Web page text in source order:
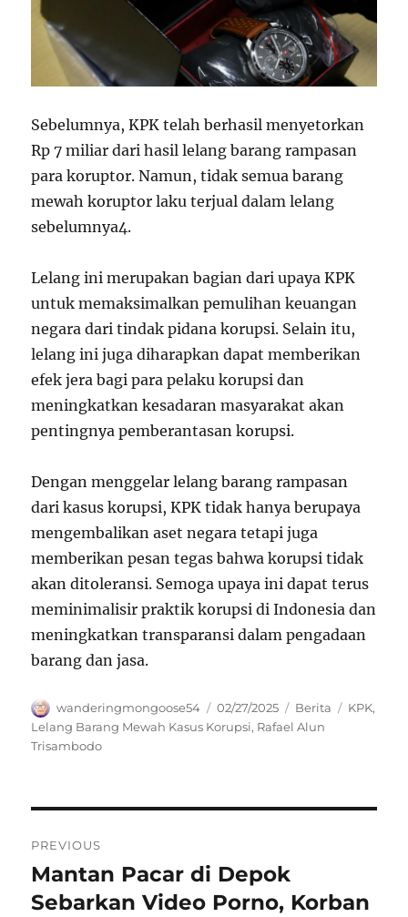
Sebelumnya, KPK telah berhasil menyetorkan
Rp 7 miliar dari hasil lelang barang rampasan
para koruptor. Namun, tidak semua barang
mewah koruptor laku terjual dalam lelang
sebelumnya4.
Lelang ini merupakan bagian dari upaya KPK
untuk memaksimalkan pemulihan keuangan
negara dari tindak pidana korupsi. Selain itu,
lelang ini juga diharapkan dapat memberikan
efek jera bagi para pelaku korupsi dan
meningkatkan kesadaran masyarakat akan
pentingnya pemberantasan korupsi.
Dengan menggelar lelang barang rampasan
dari kasus korupsi, KPK tidak hanya berupaya
mengembalikan aset negara tetapi juga
memberikan pesan tegas bahwa korupsi tidak
akan ditoleransi. Semoga upaya ini dapat terus
meminimalisir praktik korupsi di Indonesia dan
meningkatkan transparansi dalam pengadaan
barang dan jasa.
Author
wanderingmongoose54
Posted
on
02/27/2025 Categories
Berita Tags
KPK,
Lelang Barang Mewah Kasus Korupsi, Rafael Alun
Trisambodo
pos
PREVIOUS
Previous
post:
Mantan Pacar di Depok
Sebarkan Video Porno, Korban